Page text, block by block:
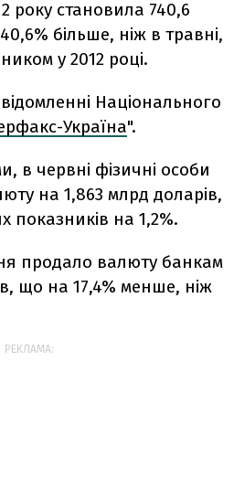
року становила 740,6
більше, ніж в травні,
у 2012 році.
Національного
Україна".
в червні фізичні особи
на 1,863 млрд доларів,
на 1,2%.
продало валюту банкам
що на 17,4% менше, ніж
РЕКЛАМА: